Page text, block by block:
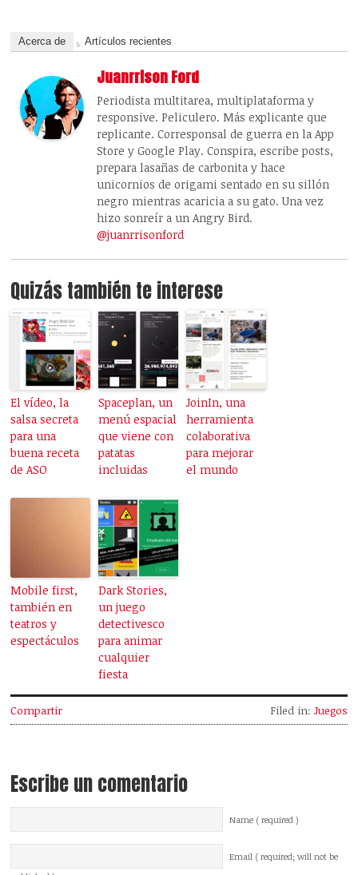
Acerca de Artículos recientes
Juanrrison Ford
Periodista multitarea, multiplataforma y
responsive. Peliculero. Más explicante que
replicante. Corresponsal de guerra en la App
Store y Google Play. Conspira, escribe posts,
prepara lasañas de carbonita y hace
unicornios de origami sentado en su sillón
negro mientras acaricia a su gato. Una vez
hizo sonreír a un Angry Bird.
@juanrrisonford
Quizás también te interese
El vídeo, la
salsa secreta
para una
buena receta
de ASO
Spaceplan, un
menú espacial
que viene con
patatas
incluidas
JoinIn, una
herramienta
colaborativa
para mejorar
el mundo
Mobile first,
también en
teatros y
espectáculos
Dark Stories,
un juego
detectivesco
para animar
cualquier
fiesta
Compartir Filed in: Juegos
Escribe un comentario
Name ( required )
Email ( required; will not be